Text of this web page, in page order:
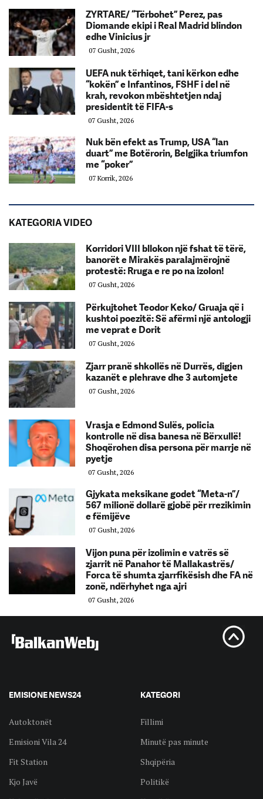
ZYRTARE/ “Tërbohet” Perez, pas
Diomande ekipi i Real Madrid blindon
edhe Vinicius jr
07 Gusht, 2026
UEFA nuk tërhiqet, tani kërkon edhe
“kokën” e Infantinos, FSHF i del në
krah, revokon mbështetjen ndaj
presidentit të FIFA-s
07 Gusht, 2026
Nuk bën efekt as Trump, USA “lan
duart” me Botërorin, Belgjika triumfon
me “poker”
07 Korrik, 2026
KATEGORIA VIDEO
Korridori VIII bllokon një fshat të tërë,
banorët e Mirakës paralajmërojnë
protestë: Rruga e re po na izolon!
07 Gusht, 2026
Përkujtohet Teodor Keko/ Gruaja që i
kushtoi poezitë: Së afërmi një antologji
me veprat e Dorit
07 Gusht, 2026
Zjarr pranë shkollës në Durrës, digjen
kazanët e plehrave dhe 3 automjete
07 Gusht, 2026
Vrasja e Edmond Sulës, policia
kontrolle në disa banesa në Bërxullë!
Shoqërohen disa persona për marrje në
pyetje
07 Gusht, 2026
Gjykata meksikane godet “Meta-n”/
567 milionë dollarë gjobë për rrezikimin
e fëmijëve
07 Gusht, 2026
Vijon puna për izolimin e vatrës së
zjarrit në Panahor të Mallakastrës/
Forca të shumta zjarrfikësish dhe FA në
zonë, ndërhyhet nga ajri
07 Gusht, 2026
EMISIONE NEWS24
Autoktonët
Emisioni Vila 24
Fit Station
Kjo Javë
KATEGORI
Fillimi
Minutë pas minute
Shqipëria
Politikë